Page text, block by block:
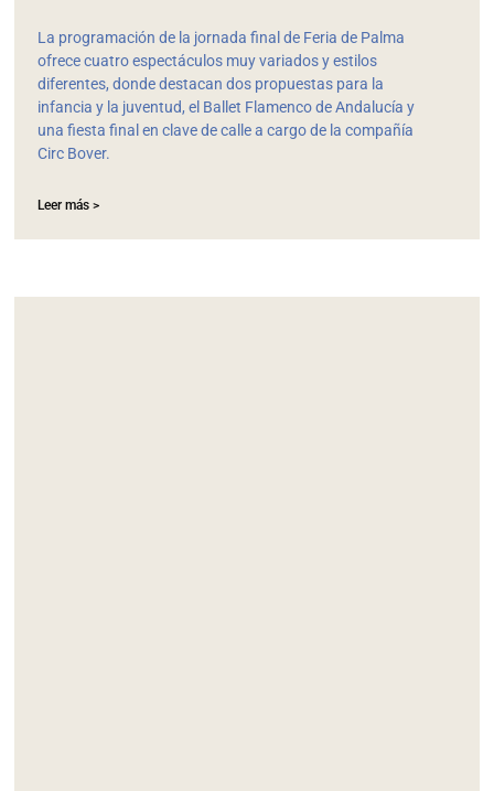
La programación de la jornada final de Feria de Palma
ofrece cuatro espectáculos muy variados y estilos
diferentes, donde destacan dos propuestas para la
infancia y la juventud, el Ballet Flamenco de Andalucía y
una fiesta final en clave de calle a cargo de la compañía
Circ Bover.
Leer más >